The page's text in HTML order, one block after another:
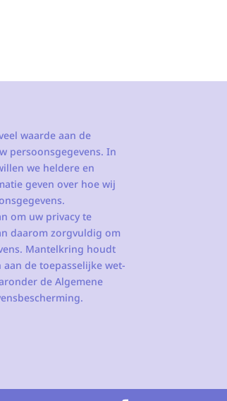
waarde aan de
persoonsgegevens. In
we heldere en
geven over hoe wij
om uw privacy te
daarom zorgvuldig om
Mantelkring houdt
de toepasselijke wet-
de Algemene